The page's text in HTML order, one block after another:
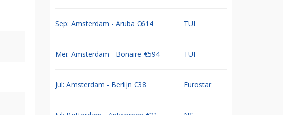
Sep: Amsterdam - Aruba €614 TUI
Mei: Amsterdam - Bonaire €594 TUI
Jul: Amsterdam - Berlijn €38 Eurostar